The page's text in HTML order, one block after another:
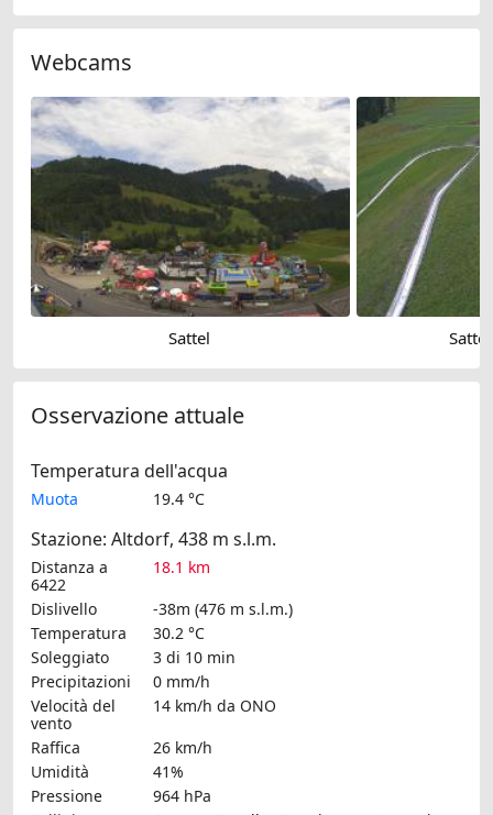
Webcams
Sattel
Osservazione attuale
Temperatura dell'acqua
Muota 19.4 °C
Stazione: Altdorf, 438 m s.l.m.
Distanza a
6422
18.1 km
Dislivello
-38m (476 m s.l.m.)
Temperatura
30.2 °C
Soleggiato
3 di 10 min
Precipitazioni
0 mm/h
Velocità del
vento
14 km/h da ONO
Raffica
26 km/h
Umidità
41%
Pressione
964 hPa